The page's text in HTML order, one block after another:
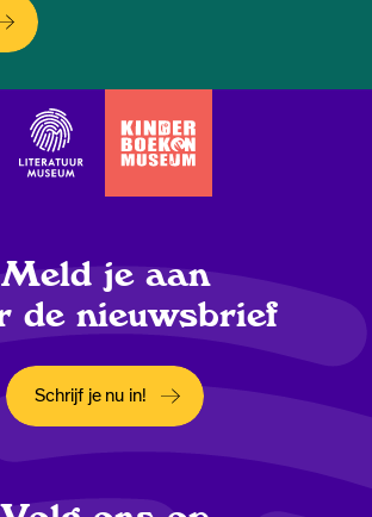
Meld je aan
de nieuwsbrief
Opent in een nieuw tabblad
Schrijf je nu in!